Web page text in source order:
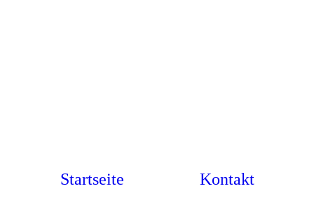
Startseite Kontakt